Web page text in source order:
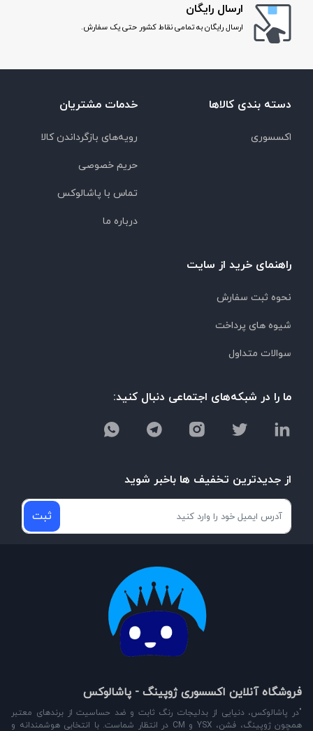
ارسال رایگان
ارسال رایگان به تمامی نقاط کشور حتی یک سفارش.
دسته بندی کالاها
اکسسوری
خدمات مشتریان
رویه‌های بازگرداندن کالا
حریم خصوصی
تماس با پاشالوکس
درباره ما
راهنمای خرید از سایت
نحوه ثبت سفارش
شیوه های پرداخت
سوالات متداول
ما را در شبکه‌های اجتماعی دنبال کنید:
از جدیدترین تخفیف ها باخبر شوید
ثبت
فروشگاه آنلاین اکسسوری ژوپینگ - پاشالوکس
"در پاشالوکس، دنیایی از بدلیجات رنگ ثابت و ضد حساسیت از برندهای معتبر
همچون ژوپینگ، فشن، YSX و CM در انتظار شماست. با انتخابی هوشمندانه و